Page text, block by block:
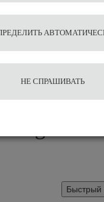
Быстрый
НЕ СПРАШИВАТЬ